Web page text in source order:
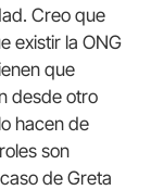
Creo que
existir la ONG
que
desde otro
hacen de
son
de Greta